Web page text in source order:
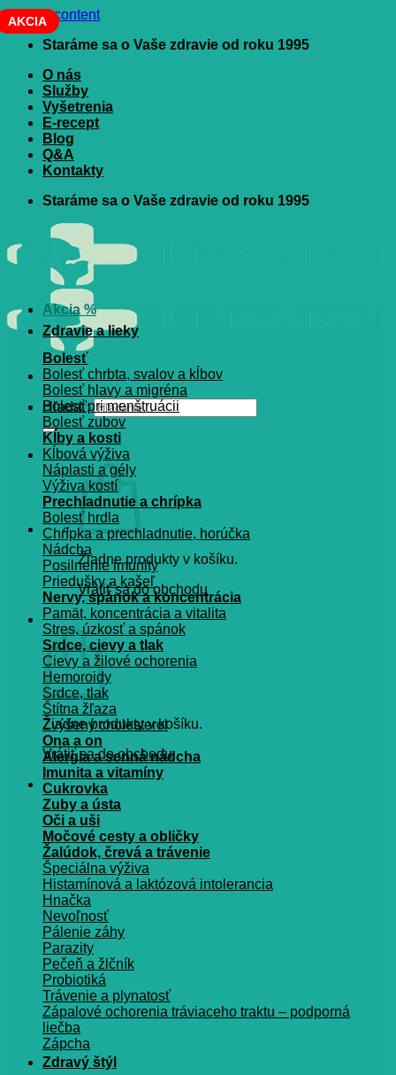
Skip to content
Staráme sa o Vaše zdravie od roku 1995
O nás
Služby
Vyšetrenia
E-recept
Blog
Q&A
Kontakty
Staráme sa o Vaše zdravie od roku 1995
Hľadať:
Žiadne produkty v košíku.
Vrátiť sa do obchodu
Košík
Žiadne produkty v košíku.
Vrátiť sa do obchodu
Akcia %
Zdravie a lieky
Bolesť
Bolesť chrbta, svalov a kĺbov
Bolesť hlavy a migréna
Bolesť pri menštruácii
Bolesť zubov
Kĺby a kosti
Kĺbová výživa
Náplasti a gély
Výživa kostí
Prechladnutie a chrípka
Bolesť hrdla
Chrípka a prechladnutie, horúčka
Nádcha
Posilnenie imunity
Priedušky a kašeľ
Nervy, spánok a koncentrácia
Pamät, koncentrácia a vitalita
Stres, úzkosť a spánok
Srdce, cievy a tlak
Cievy a žilové ochorenia
Hemoroidy
Srdce, tlak
Štítna žľaza
Zvýšený cholesterol
Ona a on
Alergia a senná nádcha
Imunita a vitamíny
Cukrovka
Zuby a ústa
Oči a uši
Močové cesty a obličky
Žalúdok, črevá a trávenie
Špeciálna výživa
Histamínová a laktózová intolerancia
Hnačka
Nevoľnosť
Pálenie záhy
Parazity
Pečeň a žlčník
Probiotiká
Trávenie a plynatosť
Zápalové ochorenia tráviaceho traktu – podporná
liečba
Zápcha
Zdravý štýl
AKCIA